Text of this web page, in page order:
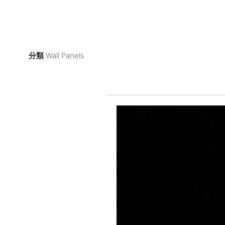
分類 Wall Panels